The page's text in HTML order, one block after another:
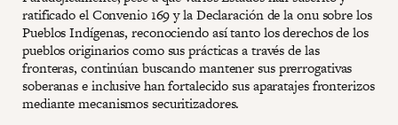
ratificado el Convenio 169 y la Declaración de la onu sobre los
Pueblos Indígenas, reconociendo así tanto los derechos de los
pueblos originarios como sus prácticas a través de las
fronteras, continúan buscando mantener sus prerrogativas
soberanas e inclusive han fortalecido sus aparatajes fronterizos
mediante mecanismos securitizadores.